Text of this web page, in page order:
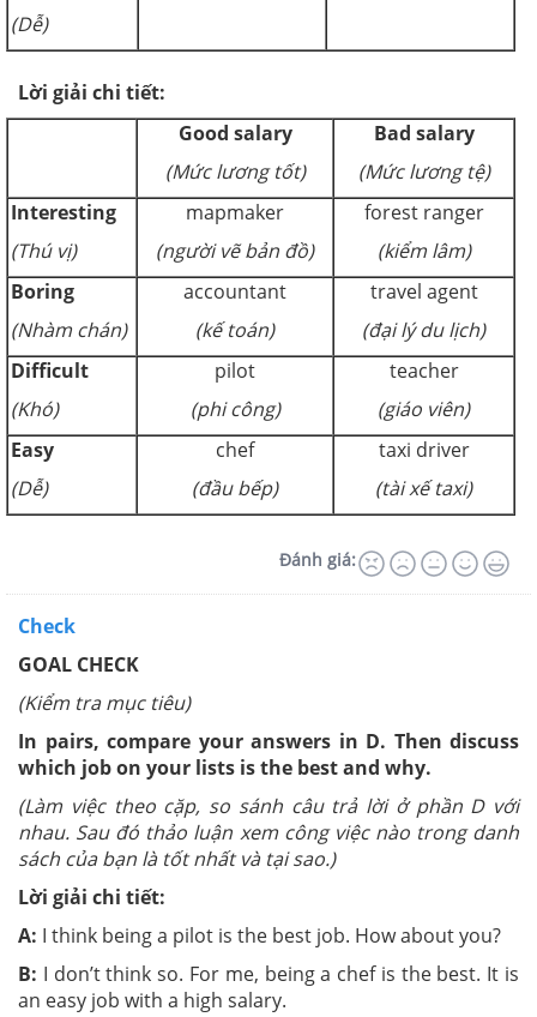
(Dễ)
Lời giải chi tiết:
Good salary
(Mức lương tốt)
Bad salary
(Mức lương tệ)
Interesting
(Thú vị)
mapmaker
(người vẽ bản đồ)
forest ranger
(kiểm lâm)
Boring
(Nhàm chán)
accountant
(kế toán)
travel agent
(đại lý du lịch)
Difficult
(Khó)
pilot
(phi công)
teacher
(giáo viên)
Easy
(Dễ)
chef
(đầu bếp)
taxi driver
(tài xế taxi)
Đánh giá:
Check
GOAL CHECK
(Kiểm tra mục tiêu)
In pairs, compare your answers in D. Then discuss
which job on your lists is the best and why.
(Làm việc theo cặp, so sánh câu trả lời ở phần D với
nhau. Sau đó thảo luận xem công việc nào trong danh
sách của bạn là tốt nhất và tại sao.)
Lời giải chi tiết:
A: I think being a pilot is the best job. How about you?
B: I don’t think so. For me, being a chef is the best. It is
an easy job with a high salary.